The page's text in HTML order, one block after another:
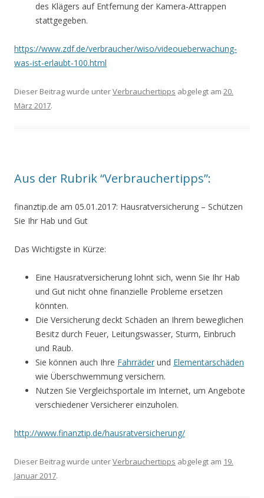
des Klägers auf Entfernung der Kamera-Attrappen
stattgegeben.
https://www.zdf.de/verbraucher/wiso/videoueberwachung-
was-ist-erlaubt-100.html
Dieser Beitrag wurde unterVerbrauchertipps abgelegt am 20.
März 2017.
Aus der Rubrik “Verbrauchertipps”:
finanztip.de am 05.01.2017: Hausratversicherung – Schützen
Sie Ihr Hab und Gut
Das Wichtigste in Kürze:
Eine Hausratversicherung lohnt sich, wenn Sie Ihr Hab
und Gut nicht ohne finanzielle Probleme ersetzen
könnten.
Die Versicherung deckt Schäden an Ihrem beweglichen
Besitz durch Feuer, Leitungswasser, Sturm, Einbruch
und Raub.
Sie können auch Ihre Fahrräder und Elementarschäden
wie Überschwemmung versichern.
Nutzen Sie Vergleichsportale im Internet, um Angebote
verschiedener Versicherer einzuholen.
http://www.finanztip.de/hausratversicherung/
Dieser Beitrag wurde unterVerbrauchertipps abgelegt am 19.
Januar 2017.